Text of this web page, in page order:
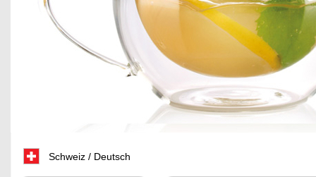
Schweiz / Deutsch